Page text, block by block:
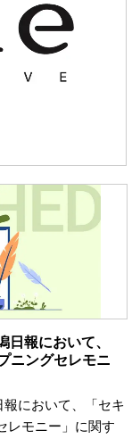
日報において、
ニングセレモニ
報において、「セキ
レモニー」に関す